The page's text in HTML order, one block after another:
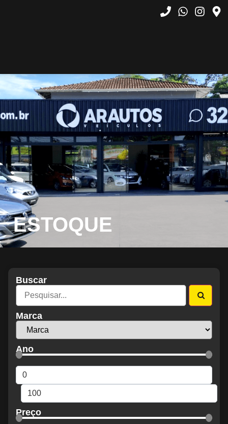
ESTOQUE
Buscar
Marca
Ano
Preço